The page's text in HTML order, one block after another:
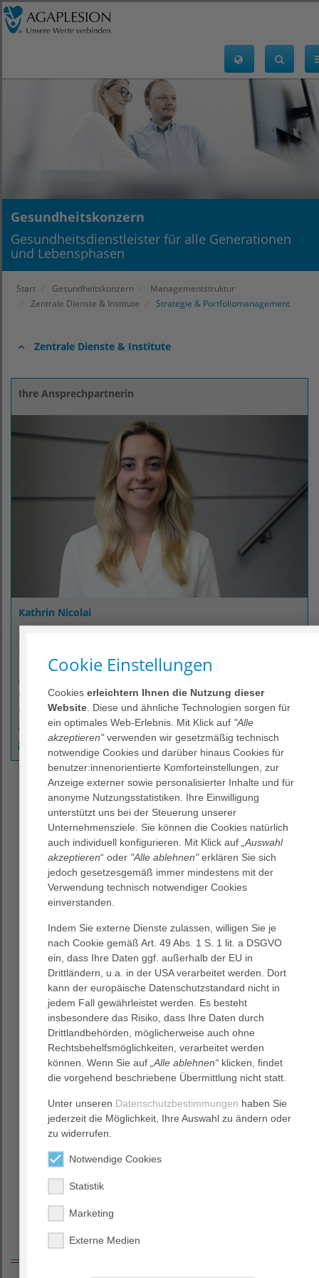
Gesundheitskonzern
Gesundheitsdienstleister für alle Generationen
und Lebensphasen
Start Gesundheitskonzern
Managementstruktur
Zentrale Dienste & Institute
Strategie & Portfoliomanagement
Zentrale Dienste & Institute
Ihre Ansprechpartnerin
Kathrin Nicolai
AGAPLESION gAG
Ginnheimer Landstraße 94
60487 Frankfurt am Main
(069) 95 33 - 9416
kathrin.nicolai@agaplesion.de
Strategie & Portfoliomanagement
Von der Strategie zur Umsetzung.
In einem dynamischen Marktumfeld gilt es einerseits
AGAPLESION aktiv weiterzuentwickeln und andererseits
auf Herausforderungen zu reagieren.
Der Zentrale Dienst Strategie & Portfoliomanagement ist
zuständig für die strategische
sowie das Portfoliomanagement unserer
Geschäftsbereiche. Auf Basis der strategischen
Ausrichtung werden Handlungsfelder und Ziele
abgeleitet und zur Umsetzung gebracht.
Ein zentraler Bereich für die Umsetzung wird durch den
Schwerpunkt Mergers & Acquisitions abgebildet. Wir sind
daran interessiert mit weiteren Einrichtungen
partnerschaftlich zusammenzuarbeiten. Im Bereich
Mergers & Acquisitions werden Transaktionen auf Basis
strategischer Entscheidungen geprüft und koordiniert.
bündeln und Synergien nutzen. Um diesen Mehrwert
sicherzustellen, erfolgt nach Vertragsabschluss ein
strukturiertes Integrationsmanagement.
MEHR ÜBER DAS BETEILIGUNGSPRINZIP ERFAHREN
Cookie Einstellungen
Cookies erleichtern Ihnen die Nutzung dieser
Website. Diese und ähnliche Technologien sorgen für
ein optimales Web-Erlebnis. Mit Klick auf "Alle
akzeptieren"verwenden wir gesetzmäßig technisch
notwendige Cookies und darüber hinaus Cookies für
benutzer:innenorientierte Komforteinstellungen, zur
Anzeige externer sowie personalisierter Inhalte und für
anonyme Nutzungsstatistiken. Ihre Einwilligung
unterstützt uns bei der Steuerung unserer
Unternehmensziele. Sie können die Cookies natürlich
auch individuell konfigurieren. Mit Klick auf „Auswahl
akzeptieren“ oder "Alle ablehnen"erklären Sie sich
jedoch gesetzesgemäß immer mindestens mit der
Verwendung technisch notwendiger Cookies
einverstanden.
Indem Sie externe Dienste zulassen, willigen Sie je
nach Cookie gemäß Art. 49 Abs. 1 S. 1 lit. a DSGVO
ein, dass Ihre Daten ggf. außerhalb der EU in
Drittländern, u.a. in der USA verarbeitet werden. Dort
kann der europäische Datenschutzstandard nicht in
jedem Fall gewährleistet werden. Es besteht
insbesondere das Risiko, dass Ihre Daten durch
Drittlandbehörden, möglicherweise auch ohne
Rechtsbehelfsmöglichkeiten, verarbeitet werden
können. Wenn Sie auf „Alle ablehnen“klicken, findet
die vorgehend beschriebene Übermittlung nicht statt.
Unter unseren Datenschutzbestimmungen haben Sie
jederzeit die Möglichkeit, Ihre Auswahl zu ändern oder
zu widerrufen.
Notwendige Cookies
Statistik
Marketing
Externe Medien